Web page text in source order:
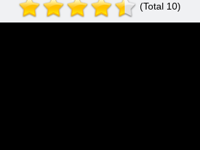
(Total 10)